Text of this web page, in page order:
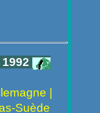
|
Suède